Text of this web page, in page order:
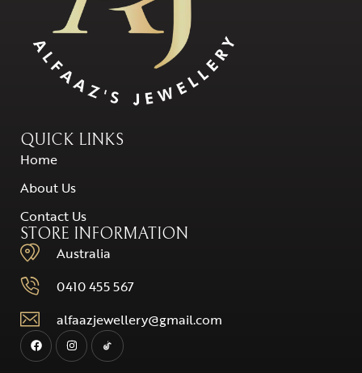
QUICK LINKS
Home
About Us
Contact Us
STORE INFORMATION
Australia
0410 455 567
alfaazjewellery@gmail.com